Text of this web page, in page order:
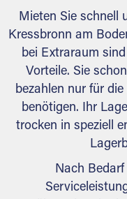
Mieten Sie schnell
Kressbronn am
bei Extraraum
Vorteile. Sie
bezahlen nur für
benötigen. Ihr
trocken in speziell
Nach